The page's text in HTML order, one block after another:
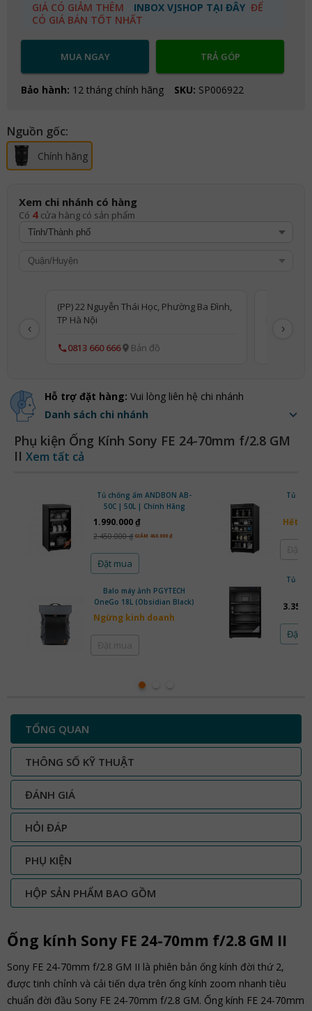
GIÁ CÓ GIẢM THÊM INBOX VJSHOP TẠI ĐÂY ĐỂ
CÓ GIÁ BÁN TỐT NHẤT
MUA NGAY TRẢ GÓP
Bảo hành: 12 tháng chính hãng SKU: SP006922
Nguồn gốc:
Chính hãng
Xem chi nhánh có hàng
Có 4 cửa hàng có sản phẩm
‹
(PP) 22 Nguyễn Thái Học, Phường Ba Đình,
TP Hà Nội
0813 660 666 Bản đồ
›
Hỗ trợ đặt hàng: Vui lòng liên hệ chi nhánh
Danh sách chi nhánh
Phụ kiện Ống Kính Sony FE 24-70mm f/2.8 GM
II Xem tất cả
Tủ chống ẩm ANDBON AB-
50C | 50L | Chính Hãng
1.990.000 ₫
2.450.000 ₫ GIẢM 460.000 ₫
Đặt mua
Balo máy ảnh PGYTECH
OneGo 18L (Obsidian Black)
Ngừng kinh doanh
Tủ
Hết
Tủ
Đặt
TỔNG QUAN
THÔNG SỐ KỸ THUẬT
ĐÁNH GIÁ
HỎI ĐÁP
PHỤ KIỆN
HỘP SẢN PHẨM BAO GỒM
Ống kính Sony FE 24-70mm f/2.8 GM II ​
Sony FE 24-70mm f/2.8 GM II ​là phiên bản ống kính đời thứ 2,
được tinh chỉnh và cải tiến dựa trên ống kính zoom nhanh tiêu
chuẩn đời đầu Sony FE 24-70mm f/2.8 GM. Ống kính FE 24-70mm